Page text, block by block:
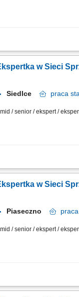
potrzeb i
pozytywnego
obsługa Klientów
w Sieci
Siedlce praca
/ senior / ekspert /
Diagnozowanie potrzeb i
jakość obsługi;
w Sieci
Piaseczno praca
/ senior / ekspert /
Diagnozowanie potrzeb i